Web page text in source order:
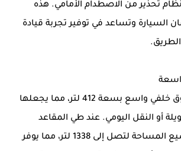
تحذير من الاصطدام الأمامي. هذه
السيارة وتساعد في توفير تجربة قيادة
الطريق.
توفر جايكو J7 صندوق خلفي واسع بسعة 412 لتر، مما يجعلها
أو النقل اليومي. عند طي المقاعد
الخلفية، يمكن توسيع المساحة لتصل إلى 1338 لتر، مما يوفر